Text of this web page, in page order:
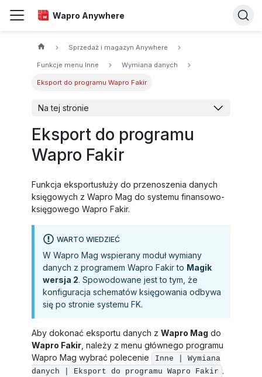
Wapro Anywhere
Sprzedaż i magazyn Anywhere
Funkcje menu Inne Wymiana danych
Eksport do programu Wapro Fakir
Na tej stronie
Eksport do programu
Wapro Fakir
Funkcja eksportusłuży do przenoszenia danych
księgowych z Wapro Mag do systemu finansowo-
księgowego Wapro Fakir.
WARTO WIEDZIEĆ
W Wapro Mag wspierany moduł wymiany
danych z programem Wapro Fakir to Magik
wersja 2. Spowodowane jest to tym, że
konfiguracja schematów księgowania odbywa
się po stronie systemu FK.
Aby dokonać eksportu danych z Wapro Mag do
Wapro Fakir , należy z menu głównego programu
Wapro Mag wybrać polecenie
Inne | Wymiana
danych | Eksport do programu Wapro Fakir .